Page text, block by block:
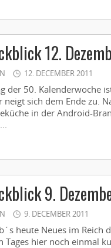
12.
12. DECEMBER 2011
der 50. Kalenderwoche
neigt sich dem Ende zu.
in der Android-
9.
9. DECEMBER 2011
heute Neues im Reich
Tages hier noch einmal